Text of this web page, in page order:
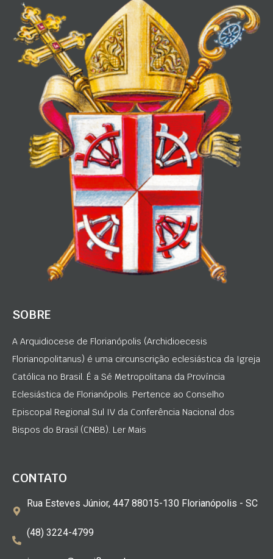
SOBRE
A Arquidiocese de Florianópolis (Archidioecesis
Florianopolitanus) é uma circunscrição eclesiástica da Igreja
Católica no Brasil. É a Sé Metropolitana da Província
Eclesiástica de Florianópolis. Pertence ao Conselho
Episcopal Regional Sul IV da Conferência Nacional dos
Bispos do Brasil (CNBB). Ler Mais
CONTATO
Rua Esteves Júnior, 447 88015-130 Florianópolis - SC
(48) 3224-4799